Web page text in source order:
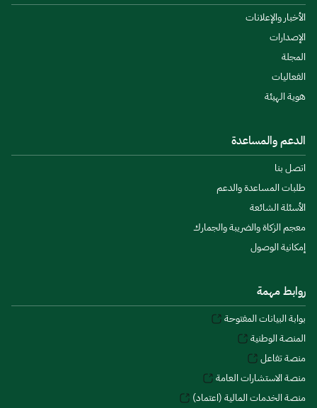
الأخبار والإعلانات
الإصدارات
المجلة
الفعاليات
هوية الهيئة
الدعم والمساعدة
اتصل بنا
طلبات المساعدة والدعم
الأسئلة الشائعة
معجم الزكاة والضريبة والجمارك
إمكانية الوصول
روابط مهمة
بوابة البيانات المفتوحة
المنصة الوطنية
منصة تفاعل
منصة الاستشارات العامة
منصة الخدمات المالية (اعتماد)